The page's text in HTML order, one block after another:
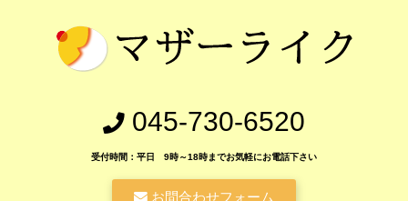
045-730-6520
受付時間：平日 9時～18時までお気軽にお電話下さい
お問合わせフォーム